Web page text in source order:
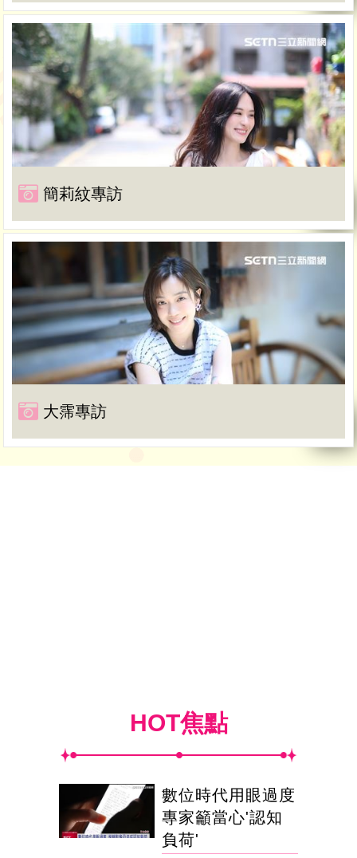
簡莉紋專訪
大霈專訪
HOT焦點
數位時代用眼過度
專家籲當心'認知
負荷'